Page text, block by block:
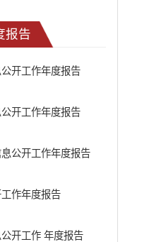
报告
开工作年度报告
开工作年度报告
公开工作年度报告
作年度报告
开工作 年度报告